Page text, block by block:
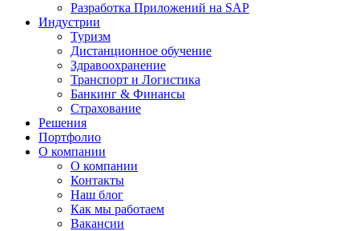
Разработка Приложений на SAP
Индустрии
Туризм
Дистанционное обучение
Здравоохранение
Транспорт и Логистика
Банкинг & Финансы
Страхование
Решения
Портфолио
О компании
О компании
Контакты
Наш блог
Как мы работаем
Вакансии